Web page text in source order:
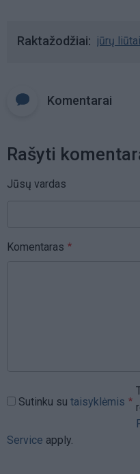
Raktažodžiai jūrų liūtai
Komentarai
Rašyti
Jūsų vardas
Komentaras
Sutinku su taisyklėmis
Service apply.